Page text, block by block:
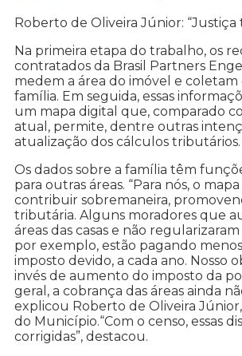
Roberto de Oliveira Júnior: “Justiça
Na primeira etapa do trabalho, os
contratados da Brasil Partners
medem a área do imóvel e coletam
família. Em seguida, essas
um mapa digital que, comparado
atual, permite, dentre outras
atualização dos cálculos tributários.
Os dados sobre a família têm
para outras áreas. “Para nós, o
contribuir sobremaneira,
tributária. Alguns moradores que
áreas das casas e não
por exemplo, estão pagando
imposto devido, a cada ano. Nosso
invés de aumento do imposto da
geral, a cobrança das áreas ainda
explicou Roberto de Oliveira
do Município.“Com o censo, essas
corrigidas”, destacou.